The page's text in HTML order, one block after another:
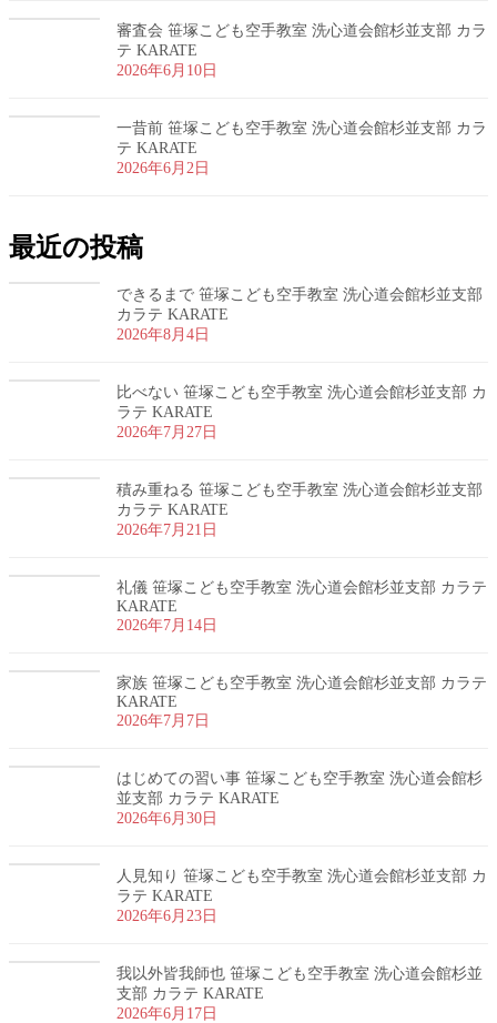
審査会 笹塚こども空手教室 洗心道会館杉並支部 カラ
テ KARATE
2026年6月10日
一昔前 笹塚こども空手教室 洗心道会館杉並支部 カラ
テ KARATE
2026年6月2日
最近の投稿
できるまで 笹塚こども空手教室 洗心道会館杉並支部
カラテ KARATE
2026年8月4日
比べない 笹塚こども空手教室 洗心道会館杉並支部 カ
ラテ KARATE
2026年7月27日
積み重ねる 笹塚こども空手教室 洗心道会館杉並支部
カラテ KARATE
2026年7月21日
礼儀 笹塚こども空手教室 洗心道会館杉並支部 カラテ
KARATE
2026年7月14日
家族 笹塚こども空手教室 洗心道会館杉並支部 カラテ
KARATE
2026年7月7日
はじめての習い事 笹塚こども空手教室 洗心道会館杉
並支部 カラテ KARATE
2026年6月30日
人見知り 笹塚こども空手教室 洗心道会館杉並支部 カ
ラテ KARATE
2026年6月23日
我以外皆我師也 笹塚こども空手教室 洗心道会館杉並
支部 カラテ KARATE
2026年6月17日